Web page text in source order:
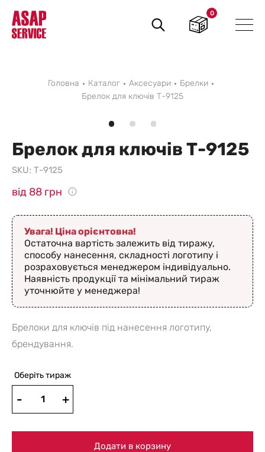
Пошук
товарів
0
Головна Каталог Аксесуари
Брелки
Брелок для ключів Т-9125
Брелок для ключів Т-9125
SKU: Т-9125
від 88 грн
Увага! Ціна орієнтовна!
Остаточна вартість залежить від тиражу,
способу нанесення, складності логотипу і
розраховується менеджером індивідуально.
Наявність продукції та мінімальний тираж
уточнюйте у менеджера!
Брелоки для ключів під нанесення логотипу,
брендування.
Оберіть тираж
Додати в корзину